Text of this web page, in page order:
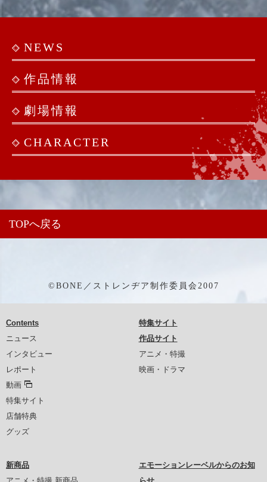
NEWS
作品情報
劇場情報
CHARACTER
TOPへ戻る
©BONE／ストレンヂア制作委員会2007
Contents
ニュース
インタビュー
レポート
動画
特集サイト
店舗特典
グッズ
特集サイト
作品サイト
アニメ・特撮
映画・ドラマ
新商品
エモーションレーベルからのお知